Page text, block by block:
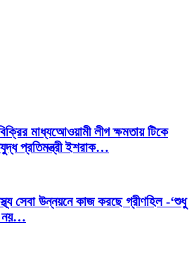
মাধ্যআেওয়ামী লীগ ক্ষমতায় টিকে
প্রতিমন্ত্রী ইশরাক…
সেবা উন্নয়নে কাজ করছে গ্রীণহিল -‘শুধু
নয়…